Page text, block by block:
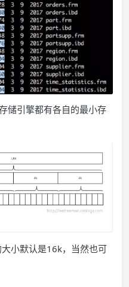
储引擎都有各自的最小存
小默认是16k，当然也可